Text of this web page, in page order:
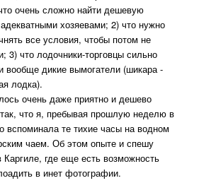
очень сложно найти дешевую
хозяевами; 2) что нужно
все условия, чтобы потом не
3) что лодочники-торговцы сильно
вообще дикие вымогатели (шикара -
лодка).
очень даже приятно и дешево
что я, пребывая прошлую неделю в
вспоминала те тихие часы на водном
чаем. Об этом опыте и спешу
Каргиле, где еще есть возможность
в инет фотографии.